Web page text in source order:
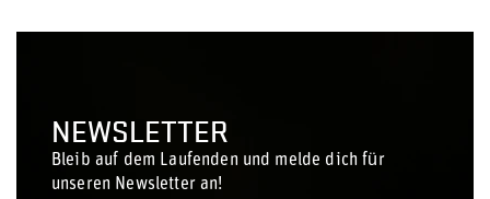
NEWSLETTER
Bleib auf dem Laufenden und melde dich für
unseren Newsletter an!